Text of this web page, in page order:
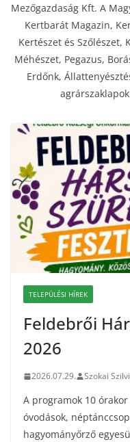
Mezőgazdaság Kft. A
Kertbarát Magazin,
Kertészet és Szőlészet,
Méhészet, Pegazus,
Erdőnk,
TELEPÜLÉSI HÍREK
Feldebrői
2026
2026.07.29. Szokai
A programok 10
óvodások,
hagyományőrző